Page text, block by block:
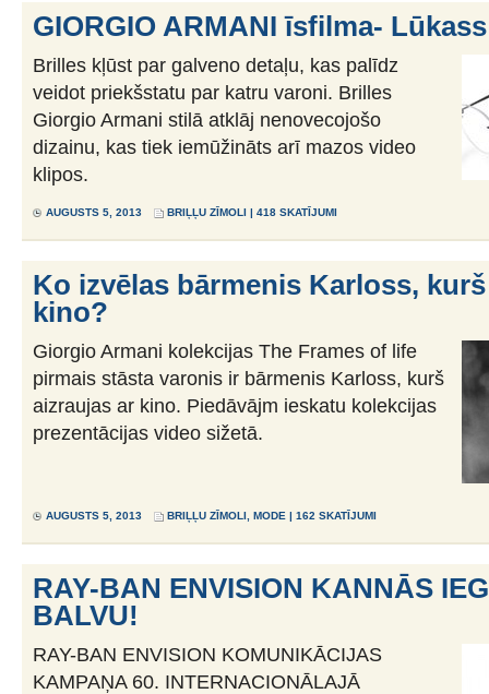
GIORGIO ARMANI īsfilma-
Brilles kļūst par galveno detaļu, kas palīdz
veidot priekšstatu par katru varoni. Brilles
Giorgio Armani stilā atklāj nenovecojošo
dizainu, kas tiek iemūžināts arī mazos video
klipos.
AUGUSTS 5, 2013 BRIĻĻU ZĪMOLI | 418 SKATĪJUMI
Ko izvēlas bārmenis Karloss,
kino?
Giorgio Armani kolekcijas The Frames of life
pirmais stāsta varonis ir bārmenis Karloss, kurš
aizraujas ar kino. Piedāvājm ieskatu kolekcijas
prezentācijas video sižetā.
AUGUSTS 5, 2013 BRIĻĻU ZĪMOLI MODE | 162 SKATĪJUMI
RAY-BAN ENVISION KANNĀS
BALVU!
RAY-BAN ENVISION KOMUNIKĀCIJAS
KAMPAŅA 60. INTERNACIONĀLAJĀ